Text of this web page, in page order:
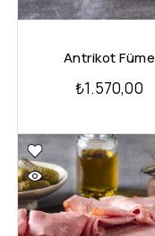
Antrikot Füme
₺1.570,00